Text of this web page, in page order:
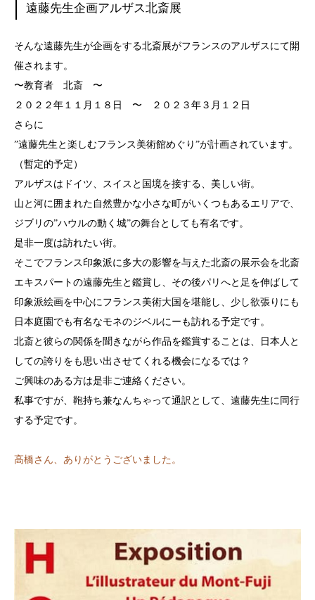
遠藤先生企画アルザス北斎展
そんな遠藤先生が企画をする北斎展がフランスのアルザスにて開
催されます。
〜教育者 北斎 〜
２０２２年１１月１８日 〜 ２０２３年３月１２日
さらに
”遠藤先生と楽しむフランス美術館めぐり”が計画されています。
（暫定的予定）
アルザスはドイツ、スイスと国境を接する、美しい街。
山と河に囲まれた自然豊かな小さな町がいくつもあるエリアで、
ジブリの”ハウルの動く城”の舞台としても有名です。
是非一度は訪れたい街。
そこでフランス印象派に多大の影響を与えた北斎の展示会を北斎
エキスパートの遠藤先生と鑑賞し、その後パリへと足を伸ばして
印象派絵画を中心にフランス美術大国を堪能し、少し欲張りにも
日本庭園でも有名なモネのジベルにーも訪れる予定です。
北斎と彼らの関係を聞きながら作品を鑑賞することは、日本人と
しての誇りをも思い出させてくれる機会になるでは？
ご興味のある方は是非ご連絡ください。
私事ですが、鞄持ち兼なんちゃって通訳として、遠藤先生に同行
する予定です。
高橋さん、ありがとうございました。